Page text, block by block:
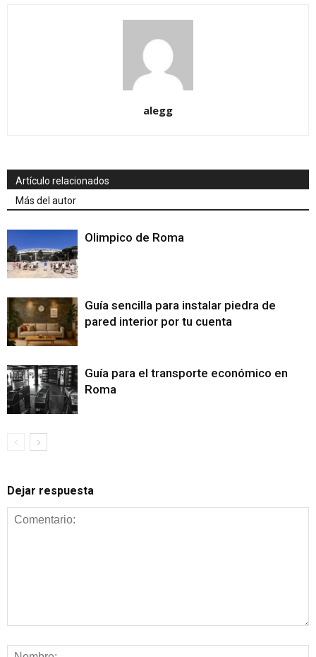
alegg
Artículo relacionados
Más del autor
Olimpico de Roma
Guía sencilla para instalar piedra de
pared interior por tu cuenta
Guía para el transporte económico en
Roma
Dejar respuesta